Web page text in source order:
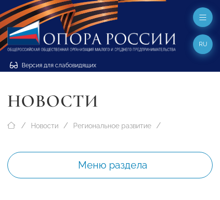
Версия для слабовидящих
RU
НОВОСТИ
Новости Региональное развитие
Меню раздела